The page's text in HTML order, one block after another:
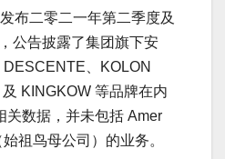
布二零二一年第二季度及
公告披露了集团旗下安
、KOLON
KINGKOW 等品牌在内
关数据，并未包括 Amer
祖鸟母公司）的业务。